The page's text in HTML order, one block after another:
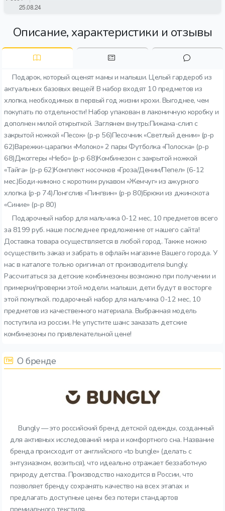
Описание, характеристики и отзывы
Подарок, который оценят мамы и малыши. Целый гардероб из
актуальных базовых вещей! В набор входят 10 предметов из
хлопка, необходимых в первый год жизни крохи. Выгоднее, чем
покупать по отдельности! Набор упакован в лаконичную коробку и
дополнен милой открыткой. Заглянем внутрь:Пижама-слип с
закрытой ножкой «Песок» (р-р 56)Песочник «Светлый деним» (р-р
62)Варежки-царапки «Молоко» 2 пары Футболка «Полоска» (р-р
68)Джоггеры «Небо» (р-р 68)Комбинезон с закрытой ножкой
«Тайга» (р-р 62)Комплект носочков «Гроза/Деним/Пепел» (6-12
мес.)Боди-кимоно с коротким рукавом «Жемчуг» из ажурного
хлопка (р-р 74)Лонгслив «Пингвин» (р-р 80)Брюки из джинскота
«Синие» (р-р 80)
Подарочный набор для мальчика 0-12 мес, 10 предметов всего
за 8199 руб. наше последнее предложение от нашего сайта!
Доставка товара осуществляется в любой город. Также можно
осуществить заказ и забрать в офлайн магазине Вашего города. У
нас в каталоге только оригинал от производителя bungly.
Рассчитаться за детские комбинезоны возможно при получении и
примерки/проверки этой модели. малыши, дети будут в восторге
этой покупкой. подарочный набор для мальчика 0-12 мес, 10
предметов из качественного материала. Выбранная модель
поступила из россии. Не упустите шанс заказать детские
комбинезоны по привлекательной цене!
О бренде
Bungly — это российский бренд детской одежды, созданный
для активных исследований мира и комфортного сна. Название
бренда происходит от английского «to bungle» (делать с
энтузиазмом, возиться), что идеально отражает беззаботную
природу детства. Производство находится в России, что
позволяет бренду сохранять качество на всех этапах и
предлагать доступные цены без потери стандартов
премиального текстиля.